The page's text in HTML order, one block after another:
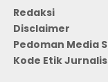
Redaksi
Disclaimer
Pedoman Media
Kode Etik